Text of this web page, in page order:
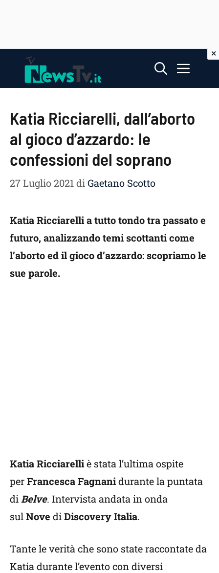
contenuto
Menu
Katia Ricciarelli, dall’aborto
al gioco d’azzardo: le
confessioni del soprano
27 Luglio 2021 diGaetano Scotto
Katia Ricciarelli a tutto tondo tra passato e
futuro, analizzando temi scottanti come
l’aborto ed il gioco d’azzardo: scopriamo le
sue parole.
Katia Ricciarelliè stata l’ultima ospite
perFrancesca Fagnanidurante la puntata
di Belve. Intervista andata in onda
sulNove diDiscovery Italia.
Tante le verità che sono state raccontate da
Katia durante l’evento con diversi